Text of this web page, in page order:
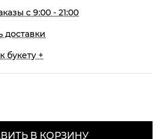
с 9:00 - 21:00
доставки
букету +
В КОРЗИНУ